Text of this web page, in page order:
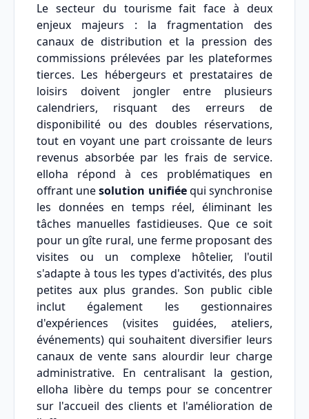
Le secteur du tourisme fait face à deux
enjeux majeurs : la fragmentation des
canaux de distribution et la pression des
commissions prélevées par les plateformes
tierces. Les hébergeurs et prestataires de
loisirs doivent jongler entre plusieurs
calendriers, risquant des erreurs de
disponibilité ou des doubles réservations,
tout en voyant une part croissante de leurs
revenus absorbée par les frais de service.
elloha répond à ces problématiques en
offrant unesolution unifiéequi synchronise
les données en temps réel, éliminant les
tâches manuelles fastidieuses. Que ce soit
pour un gîte rural, une ferme proposant des
visites ou un complexe hôtelier, l'outil
s'adapte à tous les types d'activités, des plus
petites aux plus grandes. Son public cible
inclut également les gestionnaires
d'expériences (visites guidées, ateliers,
événements) qui souhaitent diversifier leurs
canaux de vente sans alourdir leur charge
administrative. En centralisant la gestion,
elloha libère du temps pour se concentrer
sur l'accueil des clients et l'amélioration de